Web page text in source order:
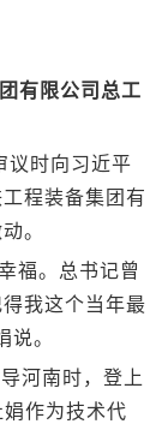
有限公司总工
议时向习近平
程装备集团有
。
福。总书记曾
我这个当年最
说。
河南时，登上
作为技术代